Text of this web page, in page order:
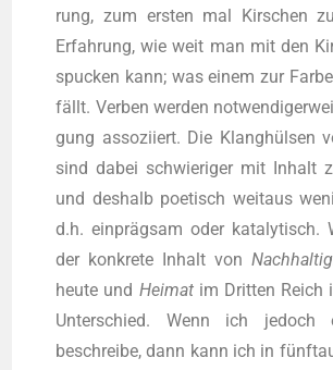
rung, zum ers­ten mal Kir­schen
Erfah­rung, wie weit man mit den
spu­cken kann; was einem zur
fällt. Ver­ben wer­den
gung asso­zi­iert. Die Klang­hül­sen
sind dabei schwie­ri­ger mit Inhalt
und des­halb poe­tisch weit­aus
d.h. ein­präg­sam oder kata­ly­tisch.
der kon­kre­te Inhalt von
heu­te und Hei­matim Drit­ten Reich
Unter­schied. Wenn ich jedoch
beschrei­be, dann kann ich in